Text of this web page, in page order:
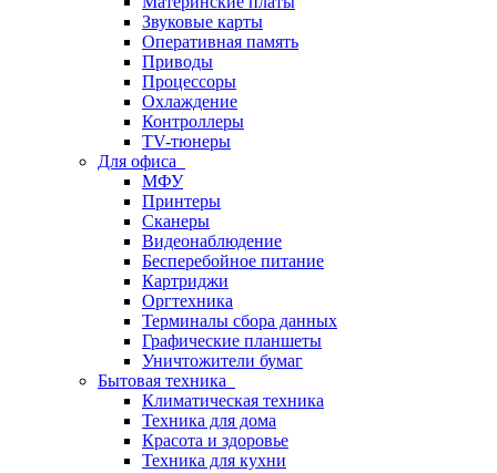
Звуковые карты
Оперативная память
Приводы
Процессоры
Охлаждение
Контроллеры
TV-тюнеры
Для офиса
МФУ
Принтеры
Сканеры
Видеонаблюдение
Бесперебойное питание
Картриджи
Оргтехника
Терминалы сбора данных
Графические планшеты
Уничтожители бумаг
Бытовая техника
Климатическая техника
Техника для дома
Красота и здоровье
Техника для кухни